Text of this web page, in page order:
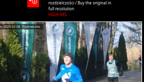
rozdzielczości / Buy the original in
full resolution
HIGH-RES